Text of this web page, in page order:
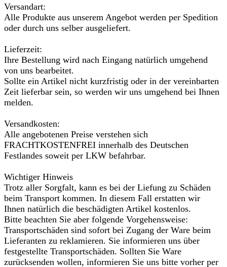
Versandart:
Alle Produkte aus unserem Angebot werden per Spedition
oder durch uns selber ausgeliefert.
Lieferzeit:
Ihre Bestellung wird nach Eingang natürlich umgehend
von uns bearbeitet.
Sollte ein Artikel nicht kurzfristig oder in der vereinbarten
Zeit lieferbar sein, so werden wir uns umgehend bei Ihnen
melden.
Versandkosten:
Alle angebotenen Preise verstehen sich
FRACHTKOSTENFREI innerhalb des Deutschen
Festlandes soweit per LKW befahrbar.
Wichtiger Hinweis
Trotz aller Sorgfalt, kann es bei der Liefung zu Schäden
beim Transport kommen. In diesem Fall erstatten wir
Ihnen natürlich die beschädigten Artikel kostenlos.
Bitte beachten Sie aber folgende Vorgehensweise:
Transportschäden sind sofort bei Zugang der Ware beim
Lieferanten zu reklamieren. Sie informieren uns über
festgestellte Transportschäden. Sollten Sie Ware
zurücksenden wollen, informieren Sie uns bitte vorher per